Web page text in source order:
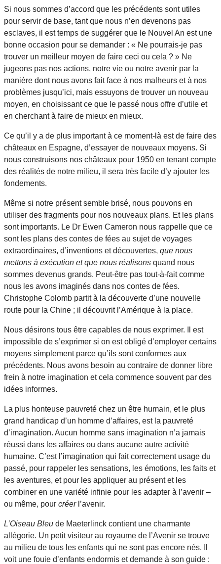
Si nous sommes d’accord que les précédents sont utiles
pour servir de base, tant que nous n’en devenons pas
esclaves, il est temps de suggérer que le Nouvel An est une
bonne occasion pour se demander : « Ne pourrais-je pas
trouver un meilleur moyen de faire ceci ou cela ? » Ne
jugeons pas nos actions, notre vie ou notre avenir par la
manière dont nous avons fait face à nos malheurs et à nos
problèmes jusqu’ici, mais essuyons de trouver un nouveau
moyen, en choisissant ce que le passé nous offre d’utile et
en cherchant à faire de mieux en mieux.
Ce qu’il y a de plus important à ce moment-là est de faire des
châteaux en Espagne, d’essayer de nouveaux moyens. Si
nous construisons nos châteaux pour 1950 en tenant compte
des réalités de notre milieu, il sera très facile d’y ajouter les
fondements.
Même si notre présent semble brisé, nous pouvons en
utiliser des fragments pour nos nouveaux plans. Et les plans
sont importants. Le Dr Ewen Cameron nous rappelle que ce
sont les plans des contes de fées au sujet de voyages
extraordinaires, d’inventions et découvertes, que nous
mettons à exécution et que nous réalisons quand nous
sommes devenus grands. Peut-être pas tout-à-fait comme
nous les avons imaginés dans nos contes de fées.
Christophe Colomb partit à la découverte d’une nouvelle
route pour la Chine ; il découvrit l’Amérique à la place.
Nous désirons tous être capables de nous exprimer. Il est
impossible de s’exprimer si on est obligé d’employer certains
moyens simplement parce qu’ils sont conformes aux
précédents. Nous avons besoin au contraire de donner libre
frein à notre imagination et cela commence souvent par des
idées informes.
La plus honteuse pauvreté chez un être humain, et le plus
grand handicap d’un homme d’affaires, est la pauvreté
d’imagination. Aucun homme sans imagination n’a jamais
réussi dans les affaires ou dans aucune autre activité
humaine. C’est l’imagination qui fait correctement usage du
passé, pour rappeler les sensations, les émotions, les faits et
les aventures, et pour les appliquer au présent et les
combiner en une variété infinie pour les adapter à l’avenir –
ou même, pour créer l’avenir.
L’Oiseau Bleu de Maeterlinck contient une charmante
allégorie. Un petit visiteur au royaume de l’Avenir se trouve
au milieu de tous les enfants qui ne sont pas encore nés. Il
voit une fouie d’enfants endormis et demande à son guide :